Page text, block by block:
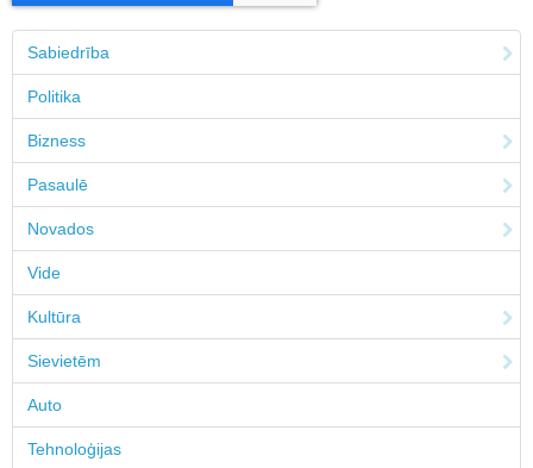
Sabiedrība
Politika
Bizness
Pasaulē
Novados
Vide
Kultūra
Sievietēm
Auto
Tehnoloģijas